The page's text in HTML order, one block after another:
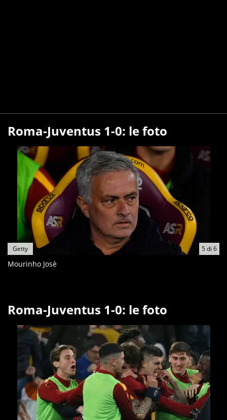
Roma-Juventus 1-0: le foto
5di 6
Getty
Mourinho Josè
Roma-Juventus 1-0: le foto